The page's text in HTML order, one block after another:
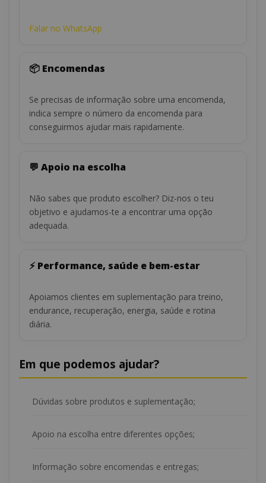
Falar no WhatsApp
📦 Encomendas
Se precisas de informação sobre uma encomenda,
indica sempre o número da encomenda para
conseguirmos ajudar mais rapidamente.
💬 Apoio na escolha
Não sabes que produto escolher? Diz-nos o teu
objetivo e ajudamos-te a encontrar uma opção
adequada.
⚡ Performance, saúde e bem-estar
Apoiamos clientes em suplementação para treino,
endurance, recuperação, energia, saúde e rotina
diária.
Em que podemos ajudar?
Dúvidas sobre produtos e suplementação;
Apoio na escolha entre diferentes opções;
Informação sobre encomendas e entregas;